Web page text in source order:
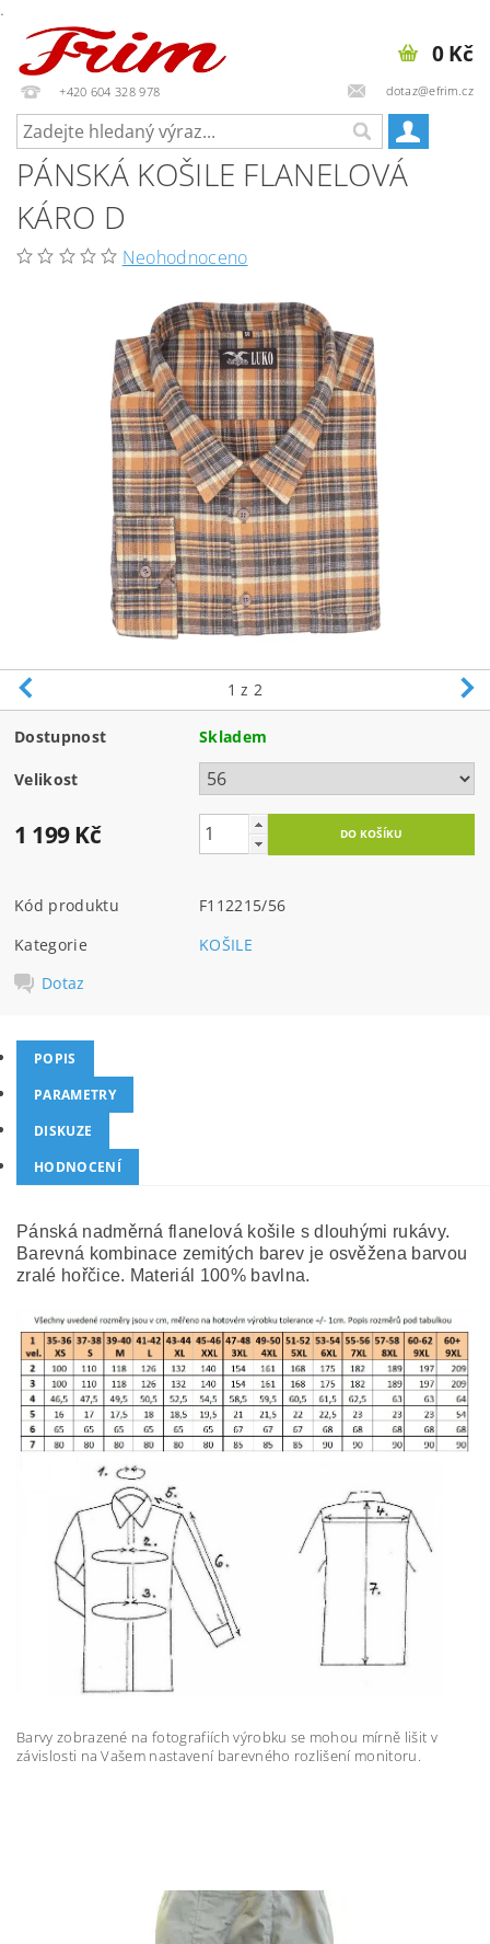
.
+420 604 328 978 dotaz@efrim.cz
0 Kč
PÁNSKÁ KOŠILE FLANELOVÁ
KÁRO D
Neohodnoceno
1 z 2
Dostupnost Skladem
Velikost
1 199 Kč
Kód produktu
F112215/56
Kategorie
KOŠILE
Dotaz
POPIS
PARAMETRY
DISKUZE
HODNOCENÍ
Pánská nadměrná flanelová košile s dlouhými rukávy.
Barevná kombinace zemitých barev je osvěžena barvou
zralé hořčice. Materiál 100% bavlna.
Barvy zobrazené na fotografiích výrobku se mohou mírně lišit v
závislosti na Vašem nastavení barevného rozlišení monitoru.